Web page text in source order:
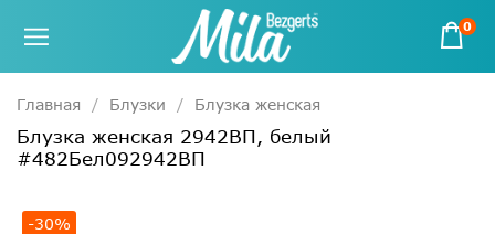
0
Главная Блузки Блузка женская
Блузка женская 2942ВП, белый
#482Бел092942ВП
-30%